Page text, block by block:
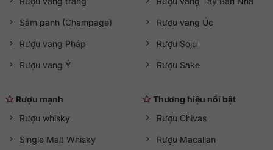
Sâm panh (Champage)
Rượu vang Pháp
Rượu vang Ý
Rượu vang Úc
Rượu Soju
Rượu Sake
Rượu mạnh
Rượu whisky
Single Malt Whisky
Thương hiệu nổi bật
Rượu Chivas
Rượu Macallan